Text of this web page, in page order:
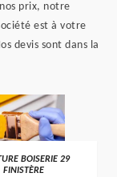
prix, notre
est à votre
devis sont dans la
BOISERIE 29
FINISTÈRE